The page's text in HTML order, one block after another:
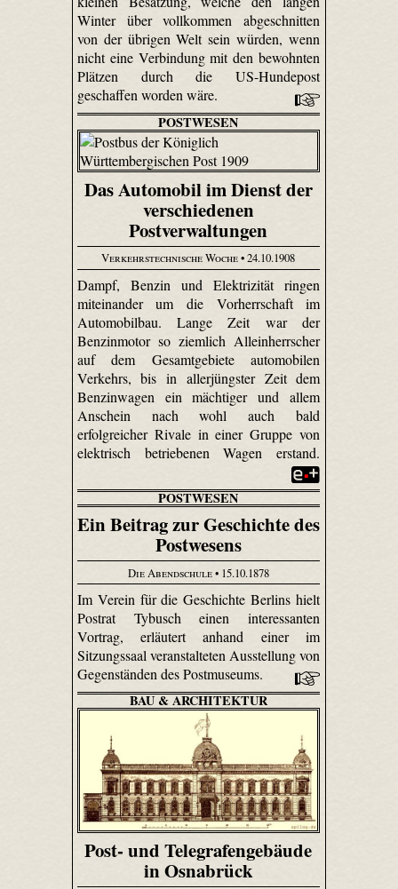
Winter über vollkommen abgeschnitten
von der übrigen Welt sein würden, wenn
nicht eine Verbindung mit den bewohnten
Plätzen durch die US-Hundepost
geschaffen worden wäre.
POSTWESEN
Das Automobil im Dienst der
verschiedenen
Postverwaltungen
Verkehrstechnische Woche• 24.10.1908
Dampf, Benzin und Elektrizität ringen
miteinander um die Vorherrschaft im
Automobilbau. Lange Zeit war der
Benzinmotor so ziemlich Alleinherrscher
auf dem Gesamtgebiete automobilen
Verkehrs, bis in allerjüngster Zeit dem
Benzinwagen ein mächtiger und allem
Anschein nach wohl auch bald
erfolgreicher Rivale in einer Gruppe von
elektrisch betriebenen Wagen erstand.
POSTWESEN
Ein Beitrag zur Geschichte des
Postwesens
Die Abendschule• 15.10.1878
Im Verein für die Geschichte Berlins hielt
Postrat Tybusch einen interessanten
Vortrag, erläutert anhand einer im
Sitzungssaal veranstalteten Ausstellung von
Gegenständen des Postmuseums.
BAU & ARCHITEKTUR
Post- und Telegrafengebäude
in Osnabrück